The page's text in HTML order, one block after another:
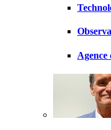
Agence